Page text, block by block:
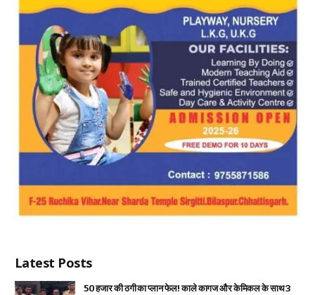
Latest Posts
₹50 हजार की ठगी का प्लान फेल! काले कागज और केमिकल के साथ 3